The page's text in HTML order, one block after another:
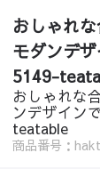
おしゃれ
モダンデ
5149-
おしゃれな
ンデザイン
teatable
商品番号：